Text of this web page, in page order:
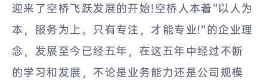
迎来了空桥飞跃发展的开始!空桥人本着”以人为
本，服务为上。只有专注，才能专业!”的企业理
念，发展至今已经五年，在这五年中经过不断
的学习和发展，不论是业务能力还是公司规模